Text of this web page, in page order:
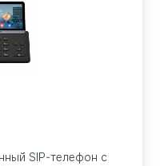
SIP-телефон с